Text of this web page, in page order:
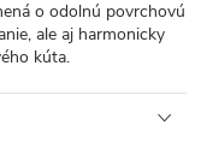
o odolnú povrchovú
ale aj harmonicky
kúta.